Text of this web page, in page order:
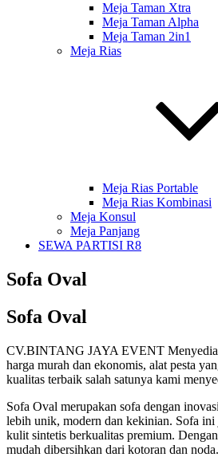
Meja Taman Xtra
Meja Taman Alpha
Meja Taman 2in1
Meja Rias
Meja Rias Portable
Meja Rias Kombinasi
Meja Konsul
Meja Panjang
SEWA PARTISI R8
Sofa Oval
Sofa Oval
CV.BINTANG JAYA EVENT
harga murah dan ekonomis, alat pesta
kualitas terbaik salah satunya kami
Sofa Oval merupakan sofa dengan
lebih unik, modern dan kekinian. Sofa ini
kulit sintetis berkualitas premium.
mudah dibersihkan dari kotoran dan noda.